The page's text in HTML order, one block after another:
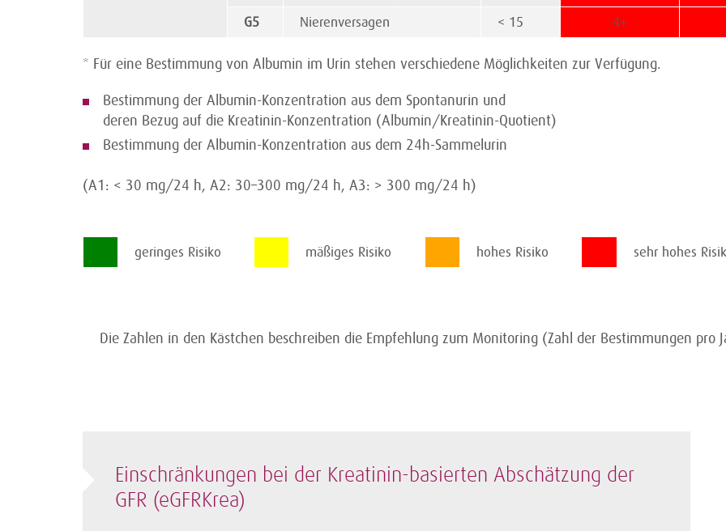
G5
Nierenversagen < 15 4+
* Für eine Bestimmung von Albumin im Urin stehen verschiedene Möglichkeiten zur Verfügung.
Bestimmung der Albumin-Konzentration aus dem Spontanurin und
deren Bezug auf die Kreatinin-Konzentration (Albumin/Kreatinin-Quotient)
Bestimmung der Albumin-Konzentration aus dem 24h-Sammelurin
(A1: < 30 mg/24 h, A2: 30–300 mg/24 h, A3: > 300 mg/24 h)
geringes Risiko mäßiges Risiko hohes Risiko sehr hohes
Die Zahlen in den Kästchen beschreiben die Empfehlung zum Monitoring (Zahl der Bestimmungen pro
Einschränkungen bei der Kreatinin-basierten Abschätzung der
GFR (eGFRKrea)